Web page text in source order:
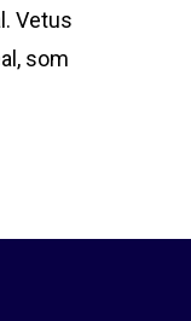
Vetus
som